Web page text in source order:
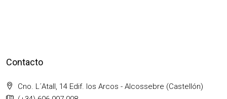
Contacto
Cno. L´Atall, 14 Edif. los Arcos - Alcossebre (Castellón)